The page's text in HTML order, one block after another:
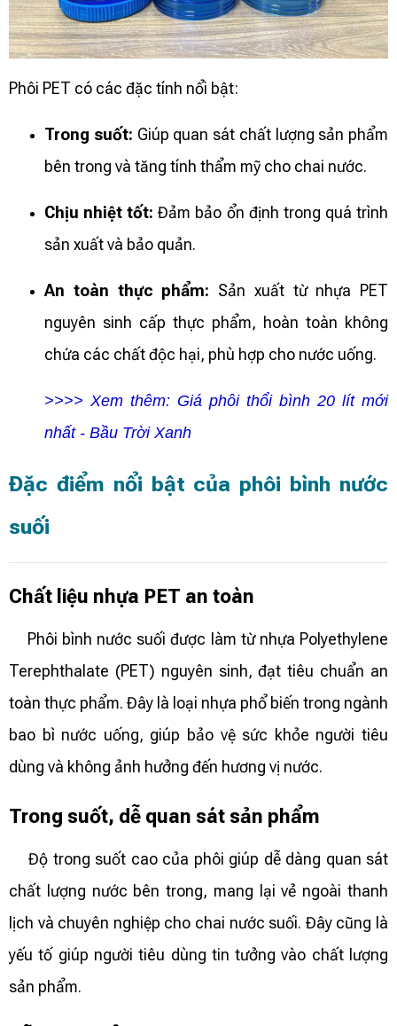
Phôi PET có các đặc tính nổi bật:
Trong suốt: Giúp quan sát chất lượng sản phẩm
bên trong và tăng tính thẩm mỹ cho chai nước.
Chịu nhiệt tốt: Đảm bảo ổn định trong quá trình
sản xuất và bảo quản.
An toàn thực phẩm: Sản xuất từ nhựa PET
nguyên sinh cấp thực phẩm, hoàn toàn không
chứa các chất độc hại, phù hợp cho nước uống.
>>>> Xem thêm: Giá phôi thổi bình 20 lít mới
nhất - Bầu Trời Xanh
Đặc điểm nổi bật của phôi bình nước
suối
Chất liệu nhựa PET an toàn
Phôi bình nước suối được làm từ nhựa Polyethylene
Terephthalate (PET) nguyên sinh, đạt tiêu chuẩn an
toàn thực phẩm. Đây là loại nhựa phổ biến trong ngành
bao bì nước uống, giúp bảo vệ sức khỏe người tiêu
dùng và không ảnh hưởng đến hương vị nước.
Trong suốt, dễ quan sát sản phẩm
Độ trong suốt cao của phôi giúp dễ dàng quan sát
chất lượng nước bên trong, mang lại vẻ ngoài thanh
lịch và chuyên nghiệp cho chai nước suối. Đây cũng là
yếu tố giúp người tiêu dùng tin tưởng vào chất lượng
sản phẩm.